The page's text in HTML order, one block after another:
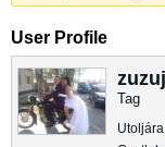
User Profile
zuzuj
Tag